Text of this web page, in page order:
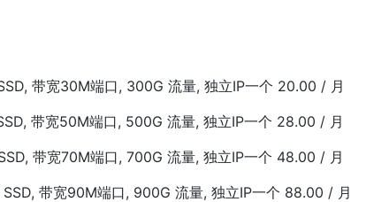
带宽30M端口, 300G 流量, 独立IP一个 20.00 / 月
带宽50M端口, 500G 流量, 独立IP一个 28.00 / 月
带宽70M端口, 700G 流量, 独立IP一个 48.00 / 月
带宽90M端口, 900G 流量, 独立IP一个 88.00 / 月